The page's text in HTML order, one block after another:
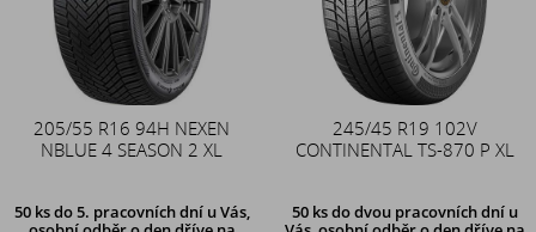
205/55 R16 94H NEXEN
NBLUE 4 SEASON 2 XL
50 ks do 5. pracovních dní u Vás,
245/45 R19 102V
CONTINENTAL TS-870 P XL
50 ks do dvou pracovních dní u
Duše 12x4 (4.00-4) kovový
zahnutý ventil TR87